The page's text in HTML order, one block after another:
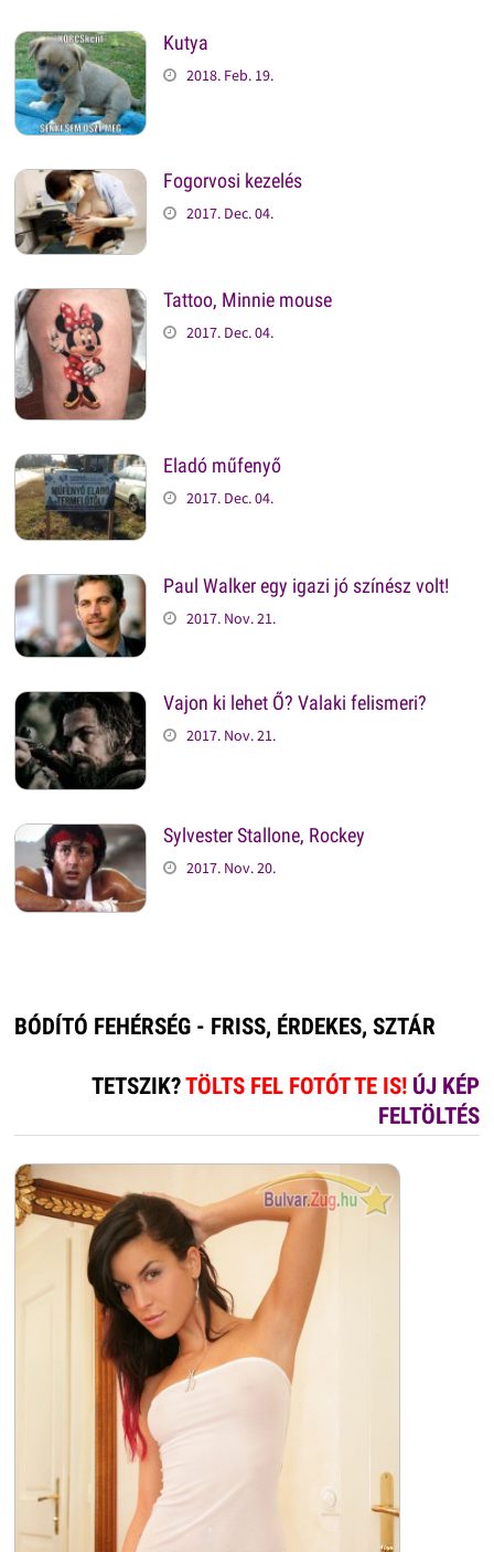
Kutya
2018. Feb. 19.
Fogorvosi kezelés
2017. Dec. 04.
Tattoo, Minnie mouse
2017. Dec. 04.
Eladó műfenyő
2017. Dec. 04.
Paul Walker egy igazi jó színész volt!
2017. Nov. 21.
Vajon ki lehet Ő? Valaki felismeri?
2017. Nov. 21.
Sylvester Stallone, Rockey
2017. Nov. 20.
BÓDÍTÓ FEHÉRSÉG - FRISS, ÉRDEKES, SZTÁR
TETSZIK?TÖLTS FEL FOTÓT TE IS! ÚJ KÉP
FELTÖLTÉS